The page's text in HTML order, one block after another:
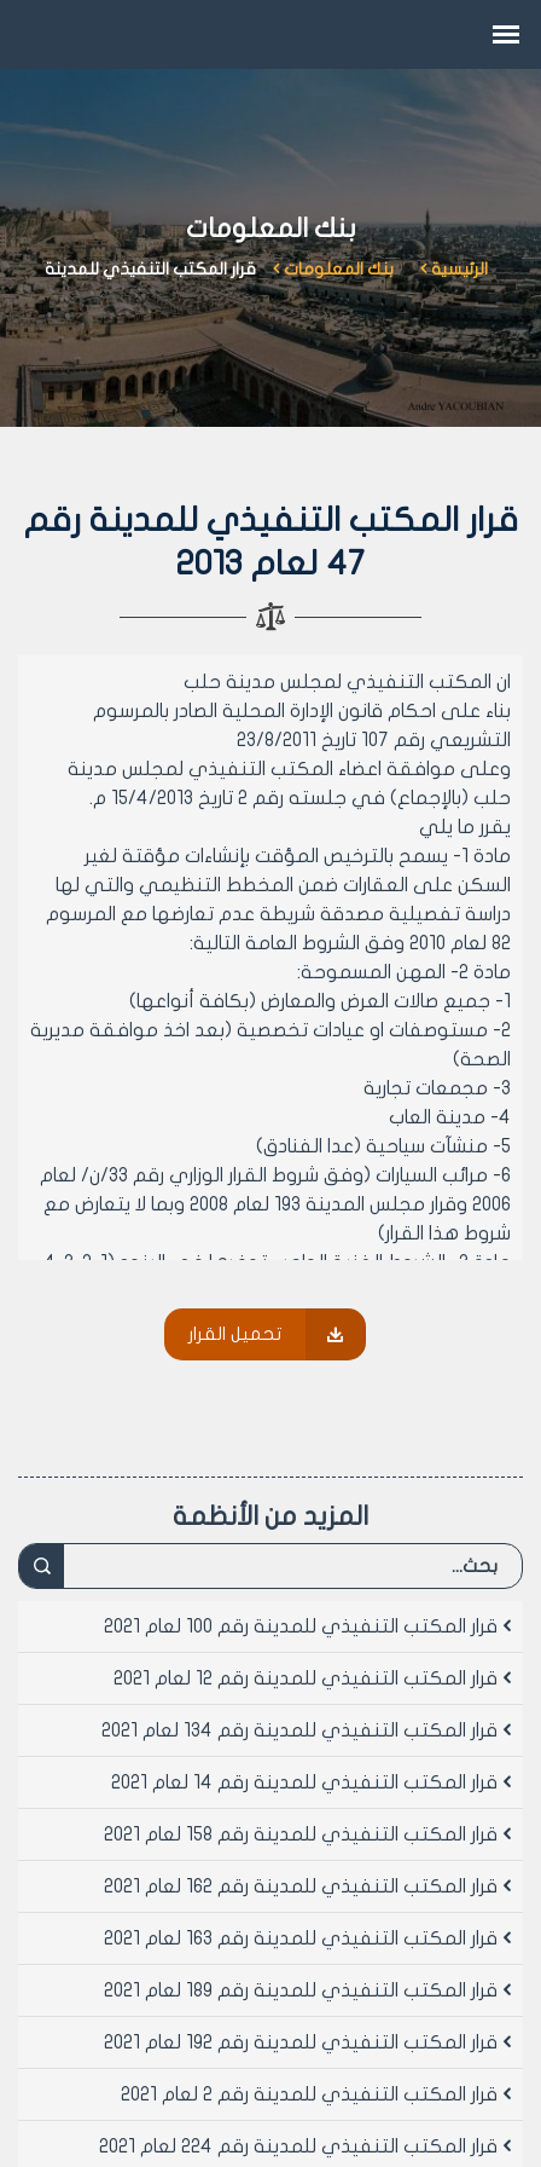
بنك المعلومات
الرئيسية بنك المعلومات قرار المكتب التنفيذي للمدينة
قرار المكتب التنفيذي للمدينة رقم
47 لعام 2013
ان المكتب التنفيذي لمجلس مدينة حلب
بناء على احكام قانون الإدارة المحلية الصادر بالمرسوم
التشريعي رقم 107 تاريخ 23/8/2011
وعلى موافقة اعضاء المكتب التنفيذي لمجلس مدينة
حلب (بالإجماع) في جلسته رقم 2 تاريخ 15/4/2013 م.
يقرر ما يلي
مادة 1- يسمح بالترخيص المؤقت بإنشاءات مؤقتة لغير
السكن على العقارات ضمن المخطط التنظيمي والتي لها
دراسة تفصيلية مصدقة شريطة عدم تعارضها مع المرسوم
82 لعام 2010 وفق الشروط العامة التالية:
مادة 2- المهن المسموحة:
1- جميع صالات العرض والمعارض (بكافة أنواعها)
2- مستوصفات او عيادات تخصصية (بعد اخذ موافقة مديرية
الصحة)
3- مجمعات تجارية
4- مدينة العاب
5- منشآت سياحية (عدا الفنادق)
6- مرائب السيارات (وفق شروط القرار الوزاري رقم 33/ن/ لعام
2006 وقرار مجلس المدينة 193 لعام 2008 وبما لا يتعارض مع
شروط هذا القرار)
‌أ- ان يكون البناء بإنشاءات مؤقتة قابلة للفك والتركيب
‌ج- ترك وجائب امامية وجانبية وخلفية 5م خمسة أمتار
‌د- يسمح بعمل قبو واحد يخصص جزء منه لخدمات العامة /
والمستودعات ...... الخ/ على كامل مساحة الطابق الأرضي.
‌ه- يسمح بعمل سياج حجري بارتفاع 0.08/م يعلوه سياج من
‌و- يجب ان يكون عرض الطريق المطل عليه العقار 8م
قابلة للفك والتركيب وبارتفاع 10 متر عن صفر المقاولة من
من مساحة الطابق الأرضي وفق الاشتراطات التالية:
م.
‌د- الحد الأقصى لمساحة البناء 35 % من مساحة العقار.
الواردة في المرسوم التشريعي رقم 55 لعام 2004
‌و- يسمح بعمل اقبية تخصص لخدمات التدفئة والحمامات
مساحة الطابق الأرضي
تحميل القرار
المزيد من الأنظمة
قرار المكتب التنفيذي للمدينة رقم 100 لعام 2021
قرار المكتب التنفيذي للمدينة رقم 12 لعام 2021
قرار المكتب التنفيذي للمدينة رقم 134 لعام 2021
قرار المكتب التنفيذي للمدينة رقم 14 لعام 2021
قرار المكتب التنفيذي للمدينة رقم 158 لعام 2021
قرار المكتب التنفيذي للمدينة رقم 162 لعام 2021
قرار المكتب التنفيذي للمدينة رقم 163 لعام 2021
قرار المكتب التنفيذي للمدينة رقم 189 لعام 2021
قرار المكتب التنفيذي للمدينة رقم 192 لعام 2021
قرار المكتب التنفيذي للمدينة رقم 2 لعام 2021
قرار المكتب التنفيذي للمدينة رقم 224 لعام 2021